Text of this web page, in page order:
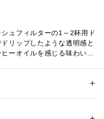
ュフィルターの1～2杯用ド
リップしたような透明感と
ーオイルを感じる味わいを